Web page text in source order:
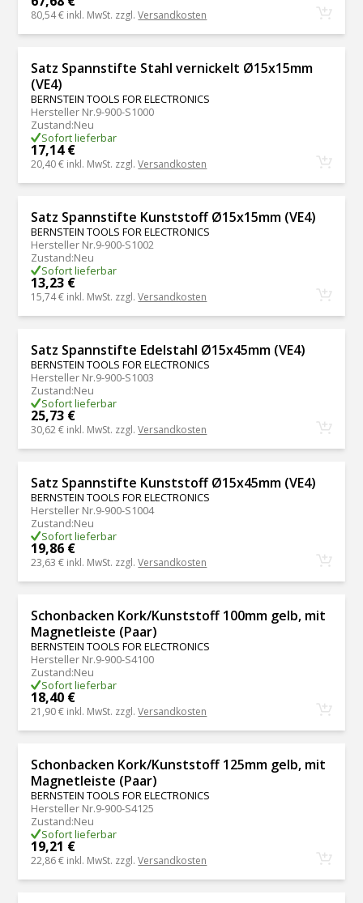
80,54 € inkl. MwSt. zzgl.Versandkosten
Satz Spannstifte Stahl vernickelt Ø15x15mm
(VE4)
BERNSTEIN TOOLS FOR ELECTRONICS
Hersteller Nr.9-900-S1000
Zustand:Neu
Sofort lieferbar
17,14 €
20,40 € inkl. MwSt. zzgl.Versandkosten
Satz Spannstifte Kunststoff Ø15x15mm (VE4)
BERNSTEIN TOOLS FOR ELECTRONICS
Hersteller Nr.9-900-S1002
Zustand:Neu
Sofort lieferbar
13,23 €
15,74 € inkl. MwSt. zzgl.Versandkosten
Satz Spannstifte Edelstahl Ø15x45mm (VE4)
BERNSTEIN TOOLS FOR ELECTRONICS
Hersteller Nr.9-900-S1003
Zustand:Neu
Sofort lieferbar
25,73 €
30,62 € inkl. MwSt. zzgl.Versandkosten
Satz Spannstifte Kunststoff Ø15x45mm (VE4)
BERNSTEIN TOOLS FOR ELECTRONICS
Hersteller Nr.9-900-S1004
Zustand:Neu
Sofort lieferbar
19,86 €
23,63 € inkl. MwSt. zzgl.Versandkosten
Schonbacken Kork/Kunststoff 100mm gelb, mit
Magnetleiste (Paar)
BERNSTEIN TOOLS FOR ELECTRONICS
Hersteller Nr.9-900-S4100
Zustand:Neu
Sofort lieferbar
18,40 €
21,90 € inkl. MwSt. zzgl.Versandkosten
Schonbacken Kork/Kunststoff 125mm gelb, mit
Magnetleiste (Paar)
BERNSTEIN TOOLS FOR ELECTRONICS
Hersteller Nr.9-900-S4125
Zustand:Neu
Sofort lieferbar
19,21 €
22,86 € inkl. MwSt. zzgl.Versandkosten